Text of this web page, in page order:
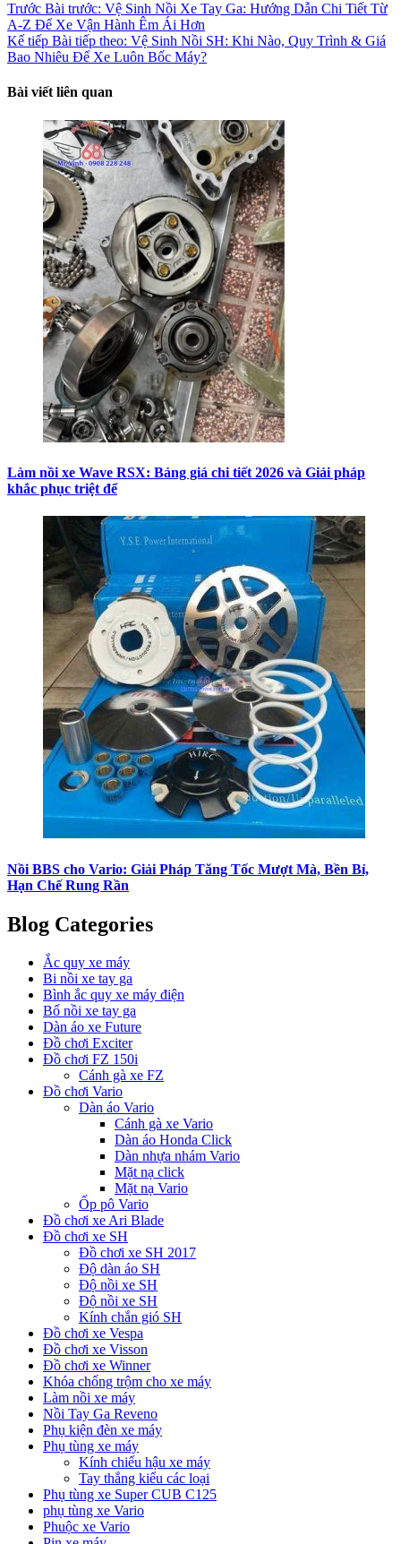
Trước Bài trước: Vệ Sinh Nồi Xe Tay Ga: Hướng Dẫn Chi Tiết Từ
A-Z Để Xe Vận Hành Êm Ái Hơn
Kế tiếp Bài tiếp theo: Vệ Sinh Nồi SH: Khi Nào, Quy Trình & Giá
Bao Nhiêu Để Xe Luôn Bốc Máy?
Bài viết liên quan
Làm nồi xe Wave RSX: Bảng giá chi tiết 2026 và Giải pháp
khắc phục triệt để
Nồi BBS cho Vario: Giải Pháp Tăng Tốc Mượt Mà, Bền Bỉ,
Hạn Chế Rung Rần
Blog Categories
Ắc quy xe máy
Bi nồi xe tay ga
Bình ắc quy xe máy điện
Bố nồi xe tay ga
Dàn áo xe Future
Đồ chơi Exciter
Đồ chơi FZ 150i
Cánh gà xe FZ
Đồ chơi Vario
Dàn áo Vario
Cánh gà xe Vario
Dàn áo Honda Click
Dàn nhựa nhám Vario
Mặt nạ click
Mặt nạ Vario
Ốp pô Vario
Đồ chơi xe Ari Blade
Đồ chơi xe SH
Đồ chơi xe SH 2017
Độ dàn áo SH
Độ nồi xe SH
Độ nồi xe SH
Kính chắn gió SH
Đồ chơi xe Vespa
Đồ chơi xe Visson
Đồ chơi xe Winner
Khóa chống trộm cho xe máy
Làm nồi xe máy
Nồi Tay Ga Reveno
Phụ kiện đèn xe máy
Phụ tùng xe máy
Kính chiếu hậu xe máy
Tay thắng kiểu các loại
Phụ tùng xe Super CUB C125
phụ tùng xe Vario
Phuộc xe Vario